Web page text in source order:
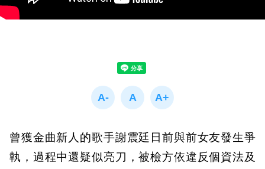
曾獲金曲新人的歌手謝震廷日前與前女友發生爭
執，過程中還疑似亮刀，被檢方依違反個資法及